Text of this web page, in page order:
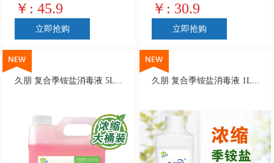
￥: 45.9
立即抢购
￥: 30.9
立即抢购
久朋 复合季铵盐消毒液 5L... 久朋 复合季铵盐消毒液 1L...